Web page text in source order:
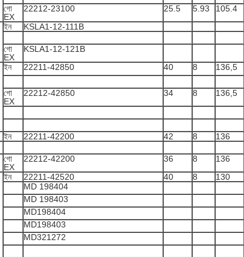
গো
EX
22212-23100 25.5 5.93 105.4
ইন KSLA1-12-111B
গো
EX
KSLA1-12-121B
ইন 22211-42850 40 8
136,5
গো
EX
22212-42850 34 8 136,5
ইন 22211-42200 42 8 136
গো
EX
22212-42200 36 8 136
ইন 22211-42520 40 8 130
MD 198404
MD 198403
MD198404
MD198403
MD321272